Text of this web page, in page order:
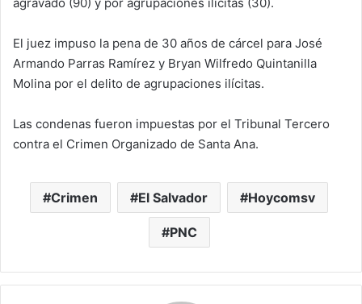
El juez impuso la pena de 30 años de cárcel para José
Armando Parras Ramírez y Bryan Wilfredo Quintanilla
Molina por el delito de agrupaciones ilícitas.
Las condenas fueron impuestas por el Tribunal Tercero
contra el Crimen Organizado de Santa Ana.
Crimen El Salvador Hoycomsv
PNC